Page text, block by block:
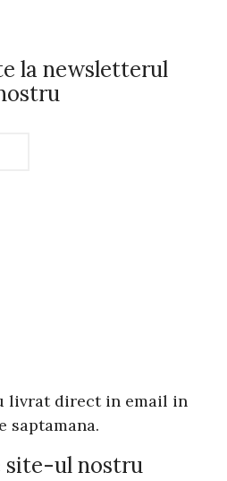
la newsletterul
livrat direct in email in
saptamana.
site-ul nostru